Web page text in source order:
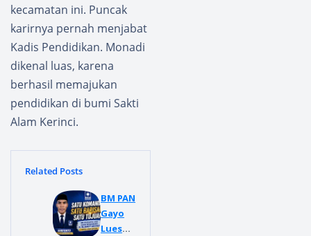
kecamatan ini. Puncak
karirnya pernah menjabat
Kadis Pendidikan. Monadi
dikenal luas, karena
berhasil memajukan
pendidikan di bumi Sakti
Alam Kerinci.
Related Posts
BM PAN
Gayo
Lues